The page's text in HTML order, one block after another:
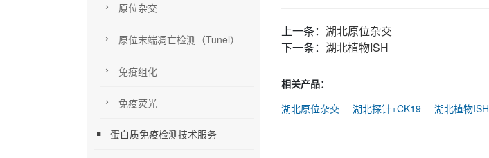
原位杂交
原位末端凋亡检测（Tunel）
免疫组化
免疫荧光
蛋白质免疫检测技术服务
上一条： 湖北原位杂交
下一条： 湖北植物ISH
相关产品：
湖北原位杂交
湖北探针+CK19 湖北植物ISH